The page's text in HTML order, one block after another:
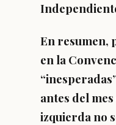
En resumen,
en la
antes del
izquierda no